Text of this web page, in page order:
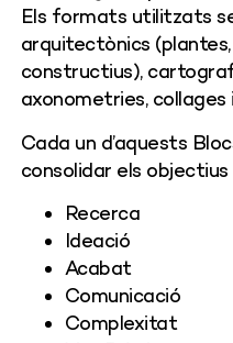
Els formats utilitzats
arquitectònics
constructius),
axonometries, collages
Cada un d’aquests
consolidar els
Recerca
Ideació
Acabat
Comunicació
Complexitat